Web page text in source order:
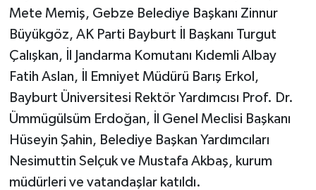
Mete Memiş, Gebze Belediye Başkanı Zinnur
Büyükgöz, AK Parti Bayburt İl Başkanı Turgut
Çalışkan, İl Jandarma Komutanı Kıdemli Albay
Fatih Aslan, İl Emniyet Müdürü Barış Erkol,
Bayburt Üniversitesi Rektör Yardımcısı Prof. Dr.
Ümmügülsüm Erdoğan, İl Genel Meclisi Başkanı
Hüseyin Şahin, Belediye Başkan Yardımcıları
Nesimuttin Selçuk ve Mustafa Akbaş, kurum
müdürleri ve vatandaşlar katıldı.